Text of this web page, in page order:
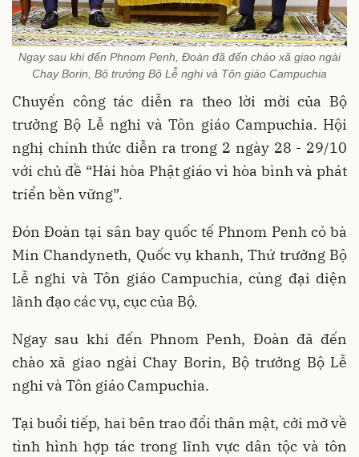
Ngay sau khi đến Phnom Penh, Đoàn đã đến chào xã giao ngài
Chay Borin, Bộ trưởng Bộ Lễ nghi và Tôn giáo Campuchia
Chuyến công tác diễn ra theo lời mời của Bộ
trưởng Bộ Lễ nghi và Tôn giáo Campuchia. Hội
nghị chính thức diễn ra trong 2 ngày 28 - 29/10
với chủ đề “Hài hòa Phật giáo vì hòa bình và phát
triển bền vững”.
Đón Đoàn tại sân bay quốc tế Phnom Penh có bà
Min Chandyneth, Quốc vụ khanh, Thứ trưởng Bộ
Lễ nghi và Tôn giáo Campuchia, cùng đại diện
lãnh đạo các vụ, cục của Bộ.
Ngay sau khi đến Phnom Penh, Đoàn đã đến
chào xã giao ngài Chay Borin, Bộ trưởng Bộ Lễ
nghi và Tôn giáo Campuchia.
Tại buổi tiếp, hai bên trao đổi thân mật, cởi mở về
tình hình hợp tác trong lĩnh vực dân tộc và tôn